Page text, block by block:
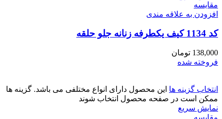
مقايسه
افزودن به علاقه مندی
کد 1134 کیف یکطرفه زنانه جلو حلقه
138,000 تومان
فروخته شده
انتخاب گزینه ها این محصول دارای انواع مختلفی می باشد. گزینه ها
ممکن است در صفحه محصول انتخاب شوند
نمایش سریع